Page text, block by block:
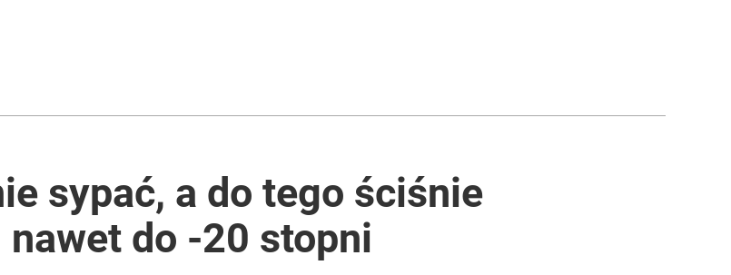
sypać, a do tego ściśnie
nawet do -20 stopni